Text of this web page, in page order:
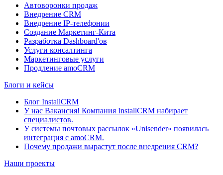
Автоворонки продаж
Внедрение CRM
Внедрение IP-телефонии
Создание Маркетинг-Кита
Разработка Dashboard'ов
Услуги консалтинга
Маркетинговые услуги
Продление amoCRM
Блоги и кейсы
Блог InstallCRM
У нас Вакансия! Компания InstallCRM набирает
специалистов.
У системы почтовых рассылок «Unisender» появилась
интеграция с amoCRM.
Почему продажи вырастут после внедрения CRM?
Наши проекты